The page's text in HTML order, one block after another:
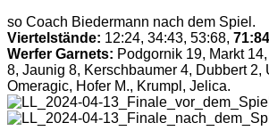
so Coach Biedermann nach dem Spiel.
Viertelstände: 12:24, 34:43, 53:68, 71:84
Werfer Garnets: Podgornik 19, Markt
8, Jaunig 8, Kerschbaumer 4, Dubbert 2,
Omeragic, Hofer M., Krumpl, Jelica.